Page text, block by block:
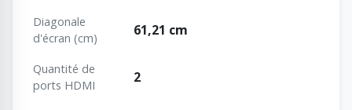
Diagonale
d'écran (cm)
61,21 cm
Quantité de
ports HDMI
2